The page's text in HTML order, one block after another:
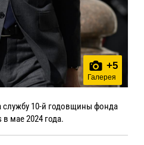
+5
Галерея
10-й годовщины фонда
в мае 2024 года.